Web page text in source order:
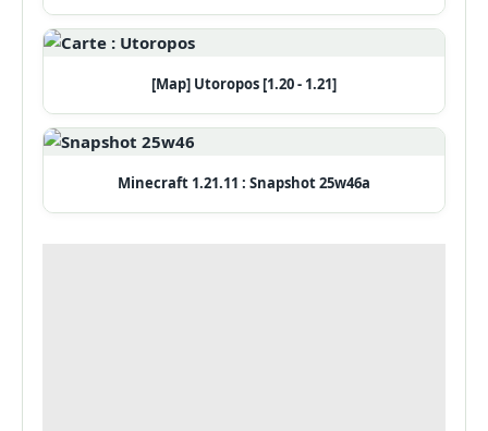
[Map] Utoropos [1.20 - 1.21]
Minecraft 1.21.11 : Snapshot 25w46a